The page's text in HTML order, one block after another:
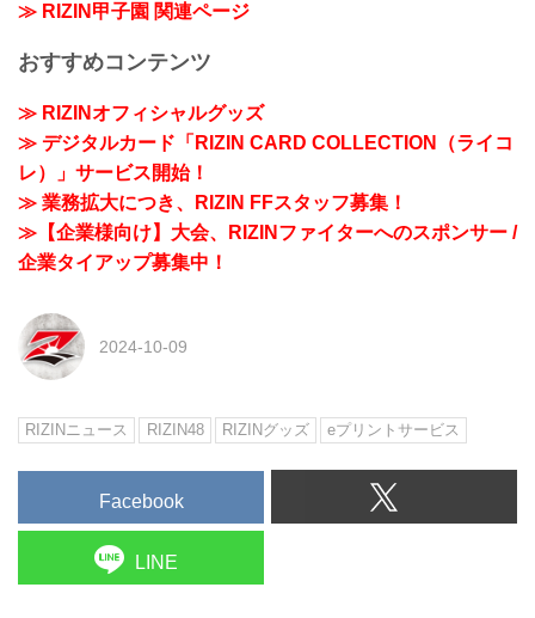
≫ RIZIN甲子園 関連ページ
おすすめコンテンツ
≫ RIZINオフィシャルグッズ
≫ デジタルカード「RIZIN CARD COLLECTION（ライコ
レ）」サービス開始！
≫ 業務拡大につき、RIZIN FFスタッフ募集！
≫【企業様向け】大会、RIZINファイターへのスポンサー /
企業タイアップ募集中！
2024-10-09
RIZINニュース RIZIN48 RIZINグッズ eプリントサービス
Facebook
LINE